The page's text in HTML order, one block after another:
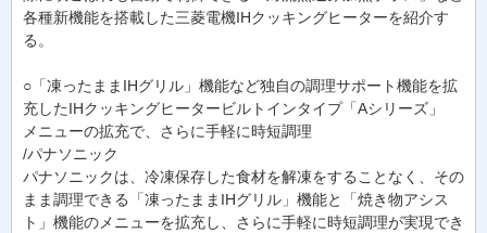
各種新機能を搭載した三菱電機IHクッキングヒーターを紹介す
る。
○「凍ったままIHグリル」機能など独自の調理サポート機能を拡
充したIHクッキングヒータービルトインタイプ「Aシリーズ」
メニューの拡充で、さらに手軽に時短調理
/パナソニック
パナソニックは、冷凍保存した食材を解凍をすることなく、その
まま調理できる「凍ったままIHグリル」機能と「焼き物アシス
ト」機能のメニューを拡充し、さらに手軽に時短調理が実現でき